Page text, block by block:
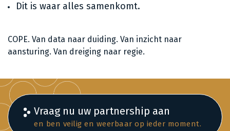
Dit is waar alles samenkomt.
COPE. Van data naar duiding. Van inzicht naar
aansturing. Van dreiging naar regie.
Vraag nu uw partnership aan
en ben veilig en weerbaar op ieder moment.